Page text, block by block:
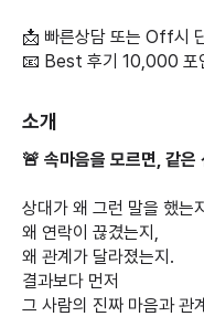
📩 빠른상담 또는 Off시
📧 Best 후기 10,000 포
소개
🚨 속마음을 모르면, 같은
상대가 왜 그런 말을 했는
왜 연락이 끊겼는지,
왜 관계가 달라졌는지.
결과보다 먼저
그 사람의 진짜 마음과 관